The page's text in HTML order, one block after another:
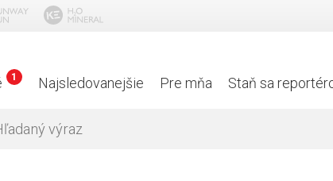
1 Najsledovanejšie Pre mňa Staň sa